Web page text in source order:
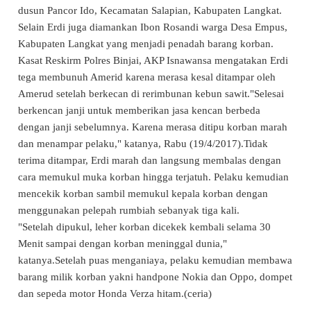
dusun Pancor Ido, Kecamatan Salapian, Kabupaten Langkat.
Selain Erdi juga diamankan Ibon Rosandi warga Desa Empus,
Kabupaten Langkat yang menjadi penadah barang korban.
Kasat Reskirm Polres Binjai, AKP Isnawansa mengatakan Erdi
tega membunuh Amerid karena merasa kesal ditampar oleh
Amerud setelah berkecan di rerimbunan kebun sawit."Selesai
berkencan janji untuk memberikan jasa kencan berbeda
dengan janji sebelumnya. Karena merasa ditipu korban marah
dan menampar pelaku," katanya, Rabu (19/4/2017).Tidak
terima ditampar, Erdi marah dan langsung membalas dengan
cara memukul muka korban hingga terjatuh. Pelaku kemudian
mencekik korban sambil memukul kepala korban dengan
menggunakan pelepah rumbiah sebanyak tiga kali.
"Setelah dipukul, leher korban dicekek kembali selama 30
Menit sampai dengan korban meninggal dunia,"
katanya.Setelah puas menganiaya, pelaku kemudian membawa
barang milik korban yakni handpone Nokia dan Oppo, dompet
dan sepeda motor Honda Verza hitam.(ceria)